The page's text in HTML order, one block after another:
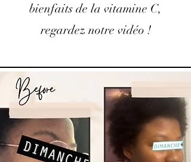
bienfaits de la vitamine C,
regardez notre vidéo !